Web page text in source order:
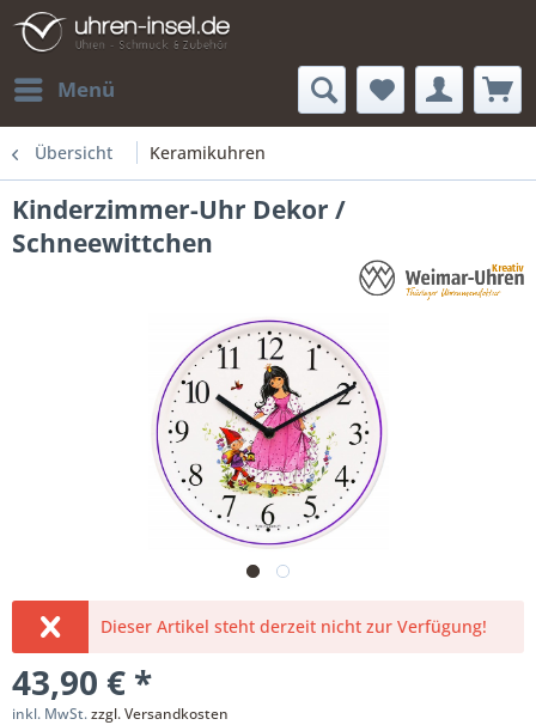
Menü
Übersicht Keramikuhren
Kinderzimmer-Uhr Dekor /
Schneewittchen
Dieser Artikel steht derzeit nicht zur Verfügung!
43,90 € *
inkl. MwSt.zzgl. Versandkosten